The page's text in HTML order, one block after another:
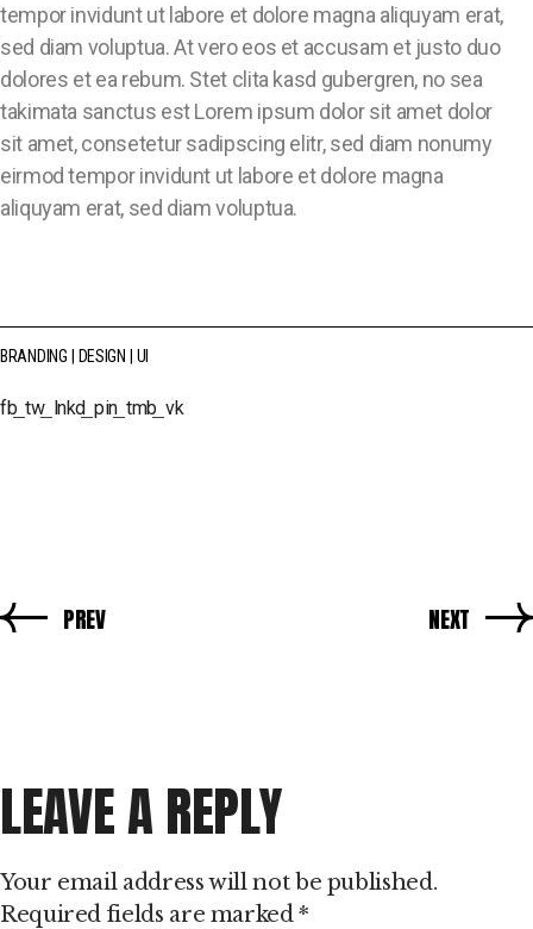
tempor invidunt ut labore et dolore magna aliquyam erat,
sed diam voluptua. At vero eos et accusam et justo duo
dolores et ea rebum. Stet clita kasd gubergren, no sea
takimata sanctus est Lorem ipsum dolor sit amet dolor
sit amet, consetetur sadipscing elitr, sed diam nonumy
eirmod tempor invidunt ut labore et dolore magna
aliquyam erat, sed diam voluptua.
BRANDING DESIGN UI
fb tw lnkd pin tmb vk
PREV NEXT
LEAVE A REPLY
Your email address will not be published.
Required fields are marked*